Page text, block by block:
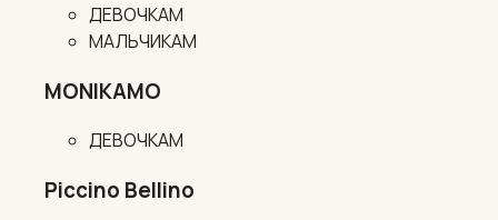
ДЕВОЧКАМ
МАЛЬЧИКАМ
MONIKAMO
ДЕВОЧКАМ
Piccino Bellino